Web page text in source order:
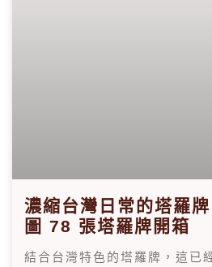
濃縮台灣日常的塔羅
圖 78 張塔羅牌開箱
結合台灣特色的塔羅牌，這已